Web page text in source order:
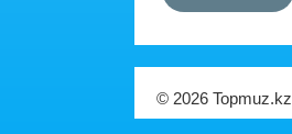
© 2026 Topmuz.kz